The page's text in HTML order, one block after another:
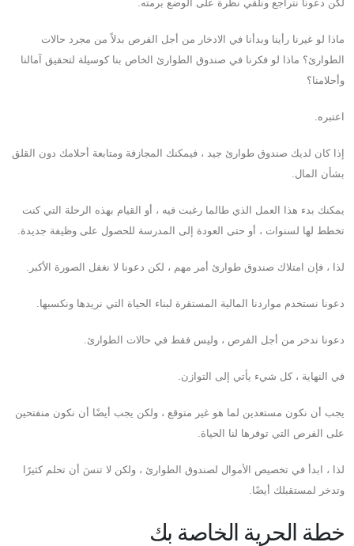
لكن دعونا نتراجع ونلقي نظرة على الوضع برمته.
ماذا لو غيرنا رأينا وبدأنا في الادخار من أجل الفرص بدلاً من مجرد حالات
الطوارئ؟ ماذا لو فكرنا في صندوق الطوارئ الخاص بنا كوسيلة لتحقيق آمالنا
وأحلامنا؟
اعتبره.
إذا كان لديك صندوق طوارئ جيد ، فيمكنك المجازفة ومتابعة أحلامك دون القلق
بشأن المال.
يمكنك بدء هذا العمل الذي طالما رغبت فيه ، أو القيام بهذه الرحلة التي كنت
تخطط لها لسنوات ، أو حتى العودة إلى المدرسة للحصول على وظيفة جديدة.
لذا ، فإن امتلاك صندوق طوارئ أمر مهم ، لكن دعونا لا نغفل الصورة الأكبر.
دعونا نستخدم مواردنا المالية المستقرة لبناء الحياة التي نريدها ونكسبها.
دعونا ندخر من أجل الفرص ، وليس فقط في حالات الطوارئ.
في النهاية ، كل شيء يأتي إلى التوازن.
يجب أن نكون مستعدين لما هو غير متوقع ، ولكن يجب أيضًا أن نكون منفتحين
على الفرص التي توفرها لنا الحياة.
لذا ، ابدأ في تخصيص الأموال لصندوق الطوارئ ، ولكن لا تنسَ أن تحلم كثيرًا
وتدخر لمستقبلك أيضًا.
خطة الحرية الخاصة بك